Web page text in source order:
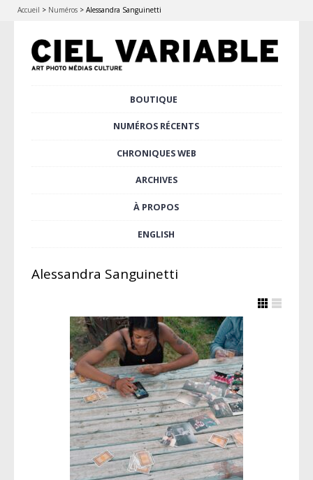
Accueil > Numéros > Alessandra Sanguinetti
BOUTIQUE
NUMÉROS RÉCENTS
CHRONIQUES WEB
ARCHIVES
À PROPOS
ENGLISH
Alessandra Sanguinetti